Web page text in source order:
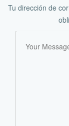
Tu dirección de